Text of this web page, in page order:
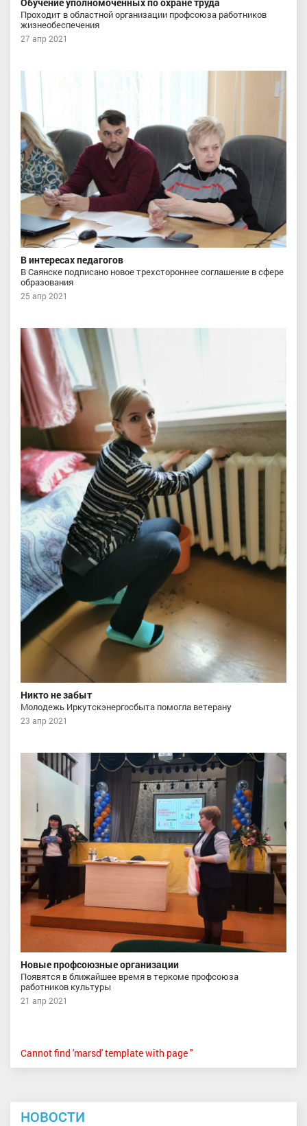
Проходит в областной организации профсоюза работников
жизнеобеспечения
27 апр 2021
В интересах педагогов
В Саянске подписано новое трехстороннее соглашение в сфере
образования
25 апр 2021
Никто не забыт
Молодежь Иркутскэнергосбыта помогла ветерану
23 апр 2021
Новые профсоюзные организации
Появятся в ближайшее время в теркоме профсоюза
работников культуры
21 апр 2021
Cannot find 'marsd' template with page ''
НОВОСТИ